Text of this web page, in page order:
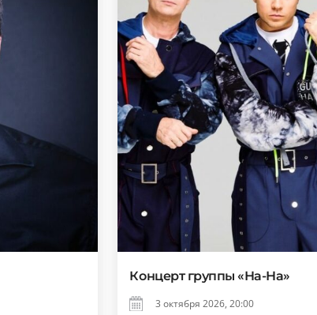
Концерт группы «На-На»
3 октября 2026, 20:00